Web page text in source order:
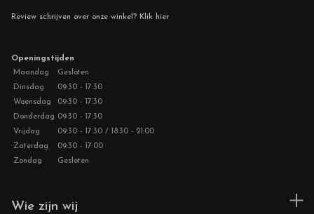
Review schrijven over onze winkel? Klik hier
Openingstijden
Maandag
Gesloten
Dinsdag
09:30 - 17:30
Woensdag
09:30 - 17:30
Donderdag 09:30 - 17:30
Vrijdag
09:30 - 17:30 / 18:30 - 21:00
Zaterdag
09:30 - 17:00
Zondag
Gesloten
Wie zijn wij